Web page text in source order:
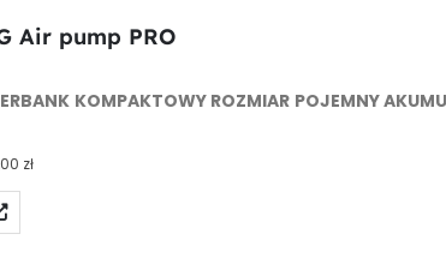
Air pump PRO
KOMPAKTOWY ROZMIAR POJEMNY
zł